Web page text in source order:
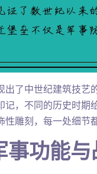
出了中世纪建筑技
记，不同的历史时
雕刻，每一处细节
事功能